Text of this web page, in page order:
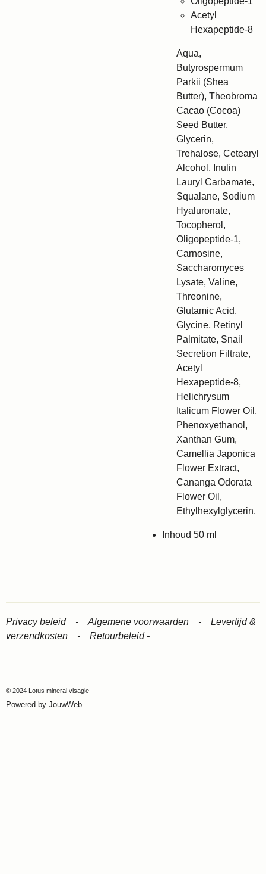
Acetyl
Hexapeptide-8
Aqua,
Butyrospermum
Parkii (Shea
Butter), Theobroma
Cacao (Cocoa)
Seed Butter,
Glycerin,
Trehalose, Cetearyl
Alcohol, Inulin
Lauryl Carbamate,
Squalane, Sodium
Hyaluronate,
Tocopherol,
Oligopeptide-1,
Carnosine,
Saccharomyces
Lysate, Valine,
Threonine,
Glutamic Acid,
Glycine, Retinyl
Palmitate, Snail
Secretion Filtrate,
Acetyl
Hexapeptide-8,
Helichrysum
Italicum Flower Oil,
Phenoxyethanol,
Xanthan Gum,
Camellia Japonica
Flower Extract,
Cananga Odorata
Flower Oil,
Ethylhexylglycerin.
Inhoud 50 ml
Privacy beleid - Algemene voorwaarden - Levertijd &
verzendkosten - Retourbeleid-
© 2024 Lotus mineral visagie
Powered by JouwWeb